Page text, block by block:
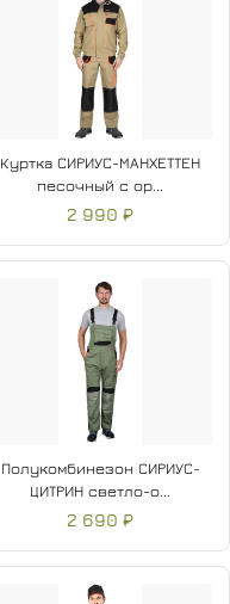
Куртка СИРИУС-МАНХЕТТЕН
песочный с ор...
2 990 ₽
Полукомбинезон СИРИУС-
ЦИТРИН светло-о...
2 690 ₽